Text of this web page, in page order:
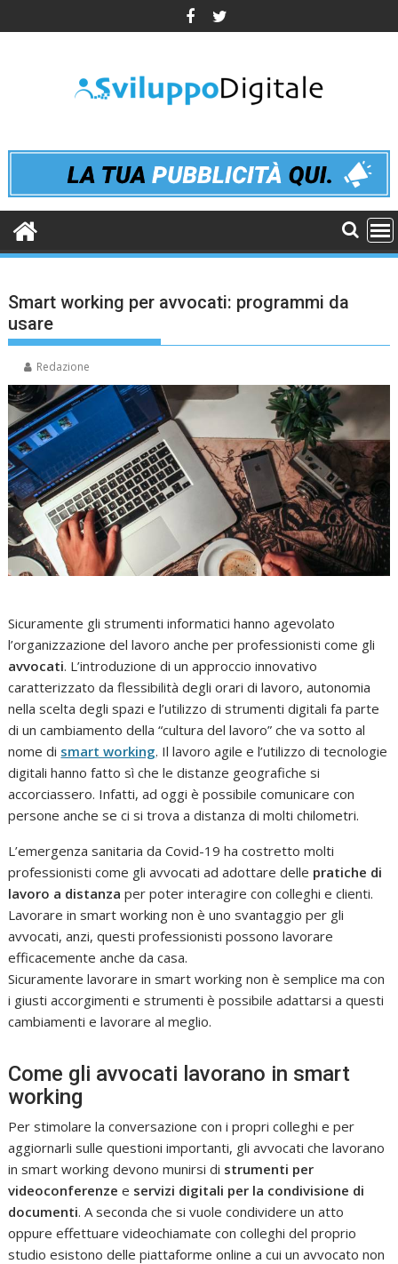
to
Smart working per avvocati: programmi da
usare
Redazione
Sicuramente gli strumenti informatici hanno agevolato
l’organizzazione del lavoro anche per professionisti come gli
avvocati. L’introduzione di un approccio innovativo
caratterizzato da flessibilità degli orari di lavoro, autonomia
nella scelta degli spazi e l’utilizzo di strumenti digitali fa parte
di un cambiamento della “cultura del lavoro” che va sotto al
nome di smart working. Il lavoro agile e l’utilizzo di tecnologie
digitali hanno fatto sì che le distanze geografiche si
accorciassero. Infatti, ad oggi è possibile comunicare con
persone anche se ci si trova a distanza di molti chilometri.
L’emergenza sanitaria da Covid-19 ha costretto molti
professionisti come gli avvocati ad adottare delle pratiche di
lavoro a distanza per poter interagire con colleghi e clienti.
Lavorare in smart working non è uno svantaggio per gli
avvocati, anzi, questi professionisti possono lavorare
efficacemente anche da casa.
Sicuramente lavorare in smart working non è semplice ma con
i giusti accorgimenti e strumenti è possibile adattarsi a questi
cambiamenti e lavorare al meglio.
Come gli avvocati lavorano in smart
working
Per stimolare la conversazione con i propri colleghi e per
aggiornarli sulle questioni importanti, gli avvocati che lavorano
in smart working devono munirsi di strumenti per
videoconferenze e servizi digitali per la condivisione di
documenti. A seconda che si vuole condividere un atto
oppure effettuare videochiamate con colleghi del proprio
studio esistono delle piattaforme online a cui un avvocato non